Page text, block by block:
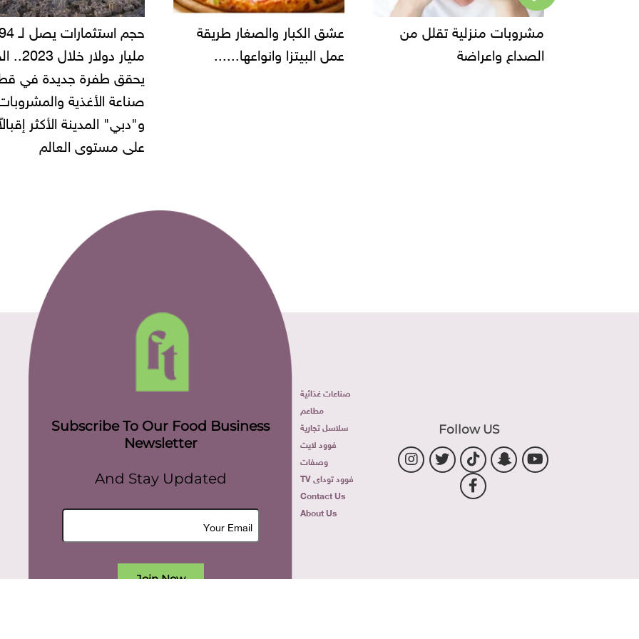
عشق الكبار والصغار طريقة
عمل البيتزا وانواعها......
حجم استثمارات يصل لـ 94
مليار دولار خلال 2023.. الخليج
يحقق طفرة جديدة في قطاع
صناعة الأغذية والمشروبات..
و"دبي" المدينة الأكثر إقبالاً
"أمن
شركة مطاعم
أموال
Follow US
صناعات غذائية
مطاعم
سلاسل تجارية
فوود لايت
وصفات
فوود توداى TV
Contact Us
About Us
Subscribe To Our Food Business
Newsletter
And Stay Updated
Join Now